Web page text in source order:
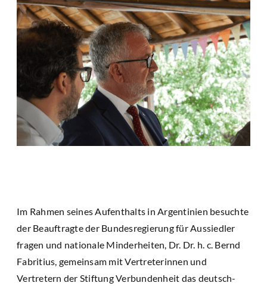
Im Rahmen seines Aufenthalts in Argentinien besuchte
der Beauftragte der Bundesregierung für Aussiedler
fragen und nationale Minderheiten, Dr. Dr. h. c. Bernd
Fabritius, gemeinsam mit Vertreterinnen und
Vertretern der Stiftung Verbundenheit das deutsch-